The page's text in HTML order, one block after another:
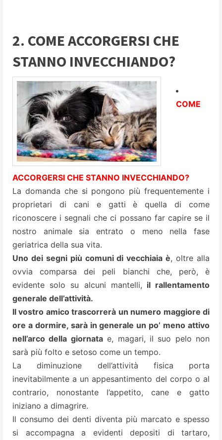
2. COME ACCORGERSI CHE
STANNO INVECCHIANDO?
COME
ACCORGERSI CHE STANNO INVECCHIANDO?
La domanda che si pongono più frequentemente i
proprietari di cani e gatti è quella di come
riconoscere i segnali che ci possano far capire se il
nostro animale sia entrato o meno nella fase
geriatrica della sua vita.
Uno dei segni più comuni di vecchiaia è, oltre alla
ovvia comparsa dei peli bianchi che, però, è
evidente solo su alcuni mantelli, il rallentamento
generale dell’attività.
Il vostro amico trascorrerà un numero maggiore di
ore a dormire, sarà in generale un po’ meno attivo
nell’arco della giornatae, magari, il suo pelo non
sarà più folto e setoso come un tempo.
La diminuzione dell’attività fisica porta
inevitabilmente a un appesantimento del corpo o al
contrario, nonostante l’appetito, cane e gatto
iniziano a dimagrire.
Il consumo dei denti diventa più marcato e spesso
si accompagna a evidenti depositi di tartaro,